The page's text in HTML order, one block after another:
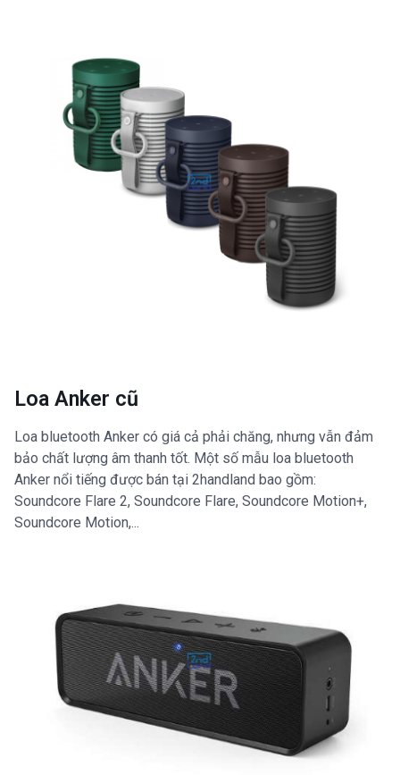
Loa Anker cũ
Loa bluetooth Anker có giá cả phải chăng, nhưng vẫn đảm
bảo chất lượng âm thanh tốt. Một số mẫu loa bluetooth
Anker nổi tiếng được bán tại 2handland bao gồm:
Soundcore Flare 2, Soundcore Flare, Soundcore Motion+,
Soundcore Motion,...